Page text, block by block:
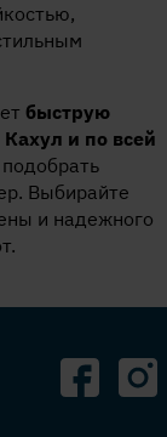
быструю
и по всей
Выбирайте
и надежного